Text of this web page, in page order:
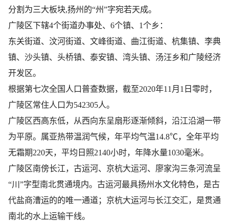
分割为三大板块,扬州的“州”字宛若天成。
广陵区下辖4个街道办事处、6个镇、1个乡：
东关街道、​汶河街道、​文峰街道、​曲江街道、​杭集镇、​李典
镇、​沙头镇、​头桥镇、​泰安镇、​湾头镇、​汤汪乡和广陵经济
开发区。
根据第七次全国人口普查数据，截至2020年11月1日零时，
广陵区常住人口为542305人。
广陵区西高东低，从西向东呈扇形逐渐倾斜，沿江沿湖一带
为平原。属亚热带温润气候，年平均气温14.8℃，全年平均
无霜期220天，平均日照2140小时，年降水量1030毫米。
广陵区南傍长江，古运河、京杭大运河、廖家沟三条河流呈
“川”字型南北贯通境内。古运河最具扬州水文化特色，是古
代盐商漕运的的唯一通道；京杭大运河与长江交汇，是贯通
南北的水上运输干线。